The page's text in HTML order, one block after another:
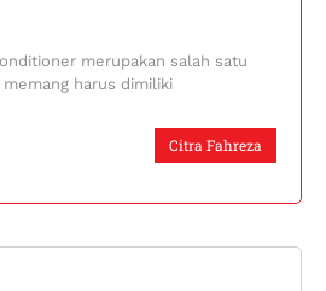
Citra Fahreza
merupakan salah satu
harus dimiliki